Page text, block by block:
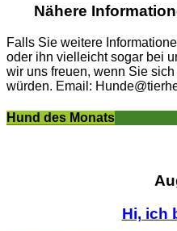
Nähere
Falls Sie weitere
oder ihn vielleicht sogar bei
wir uns freuen, wenn Sie
würden. Email:
Hund des Monats
Hi, ich